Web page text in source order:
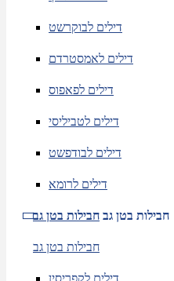
דילים לבוקרשט
דילים לאמסטרדם
דילים לפאפוס
דילים לטביליסי
דילים לבודפשט
דילים לרומא
חבילות בטן גב חבילות בטן גב
חבילות בטן גב
דילים לקפריסין